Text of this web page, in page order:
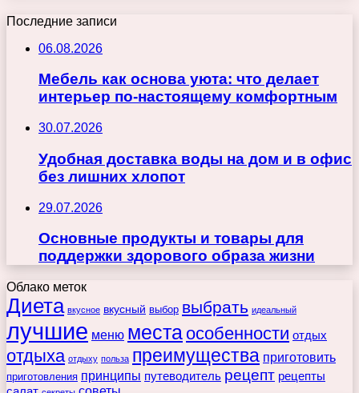
Последние записи
06.08.2026
Мебель как основа уюта: что делает
интерьер по-настоящему комфортным
30.07.2026
Удобная доставка воды на дом и в офис
без лишних хлопот
29.07.2026
Основные продукты и товары для
поддержки здорового образа жизни
Облако меток
Диета вкусное вкусный выбор выбрать идеальный
лучшие меню места особенности отдых
отдыха отдыху польза преимущества приготовить
приготовления принципы путеводитель рецепт рецепты